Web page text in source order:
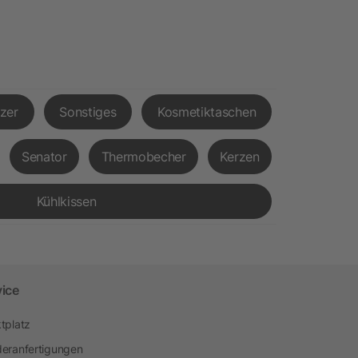
Sonstiges Kosmetiktaschen
Senator Thermobecher Kerzen
Kühlkissen